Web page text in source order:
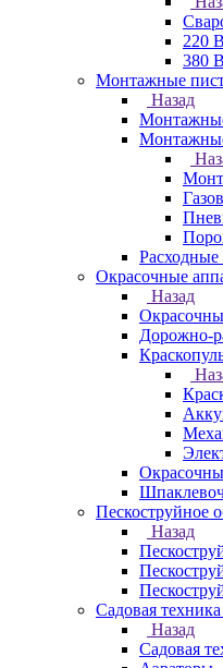
220 В
380 В
Монтажные
Назад
Окрасочные
Назад
Дорожно-
Пескоструйное
Назад
Садовая техника
Назад
Садовая